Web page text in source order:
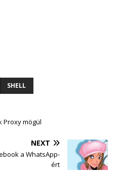
SHELL
Proxy mögül
NEXT
a WhatsApp-
ért